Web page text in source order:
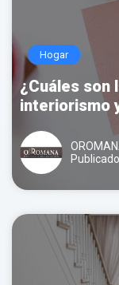
Hogar
¿Cuáles
interiorismo